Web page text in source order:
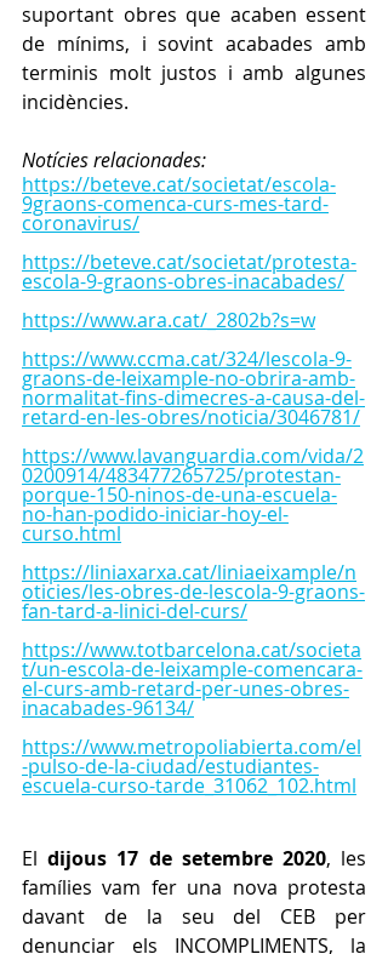
suportant obres que acaben essent
de mínims, i sovint acabades amb
terminis molt justos i amb algunes
incidències.
Notícies relacionades:
https://beteve.cat/societat/escola-
9graons-comenca-curs-mes-tard-
coronavirus/
https://beteve.cat/societat/protesta-
escola-9-graons-obres-inacabades/
https://www.ara.cat/_2802b?s=w
https://www.ccma.cat/324/lescola-9-
graons-de-leixample-no-obrira-amb-
normalitat-fins-dimecres-a-causa-del-
retard-en-les-obres/noticia/3046781/
https://www.lavanguardia.com/vida/2
0200914/483477265725/protestan-
porque-150-ninos-de-una-escuela-
no-han-podido-iniciar-hoy-el-
curso.html
https://liniaxarxa.cat/liniaeixample/n
oticies/les-obres-de-lescola-9-graons-
fan-tard-a-linici-del-curs/
https://www.totbarcelona.cat/societa
t/un-escola-de-leixample-comencara-
el-curs-amb-retard-per-unes-obres-
inacabades-96134/
https://www.metropoliabierta.com/el
-pulso-de-la-ciudad/estudiantes-
escuela-curso-tarde_31062_102.html
El dijous 17 de setembre 2020, les
famílies vam fer una nova protesta
davant de la seu del CEB per
denunciar els INCOMPLIMENTS, la